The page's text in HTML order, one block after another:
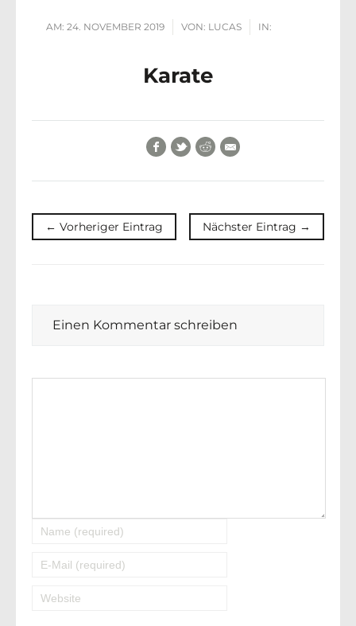
AM: 24. NOVEMBER 2019 VON: LUCAS IN:
Karate
Facebook
TwitterReddit
← Vorheriger Eintrag Nächster Eintrag →
Einen Kommentar schreiben